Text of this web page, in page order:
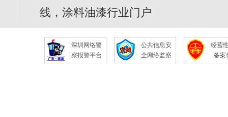
线，涂料油漆行业门户
深圳网络警
察报警平台
公共信息安
全网络监察
经营
备案